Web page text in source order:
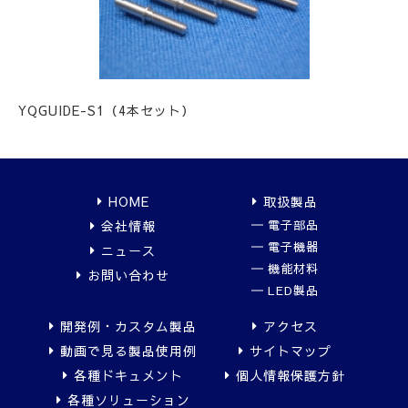
YQGUIDE-S1（4本セット）
HOME
会社情報
ニュース
お問い合わせ
取扱製品
電子部品
電子機器
機能材料
LED製品
開発例・カスタム製品
動画で見る製品使用例
各種ドキュメント
各種ソリューション
アクセス
サイトマップ
個人情報保護方針